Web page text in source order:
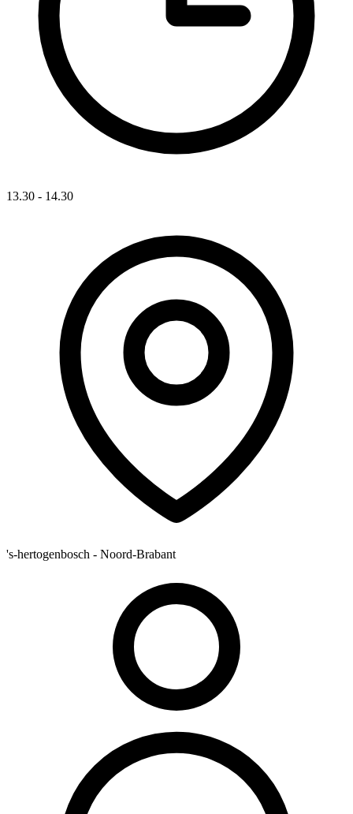
13.30 - 14.30
's-hertogenbosch - Noord-Brabant